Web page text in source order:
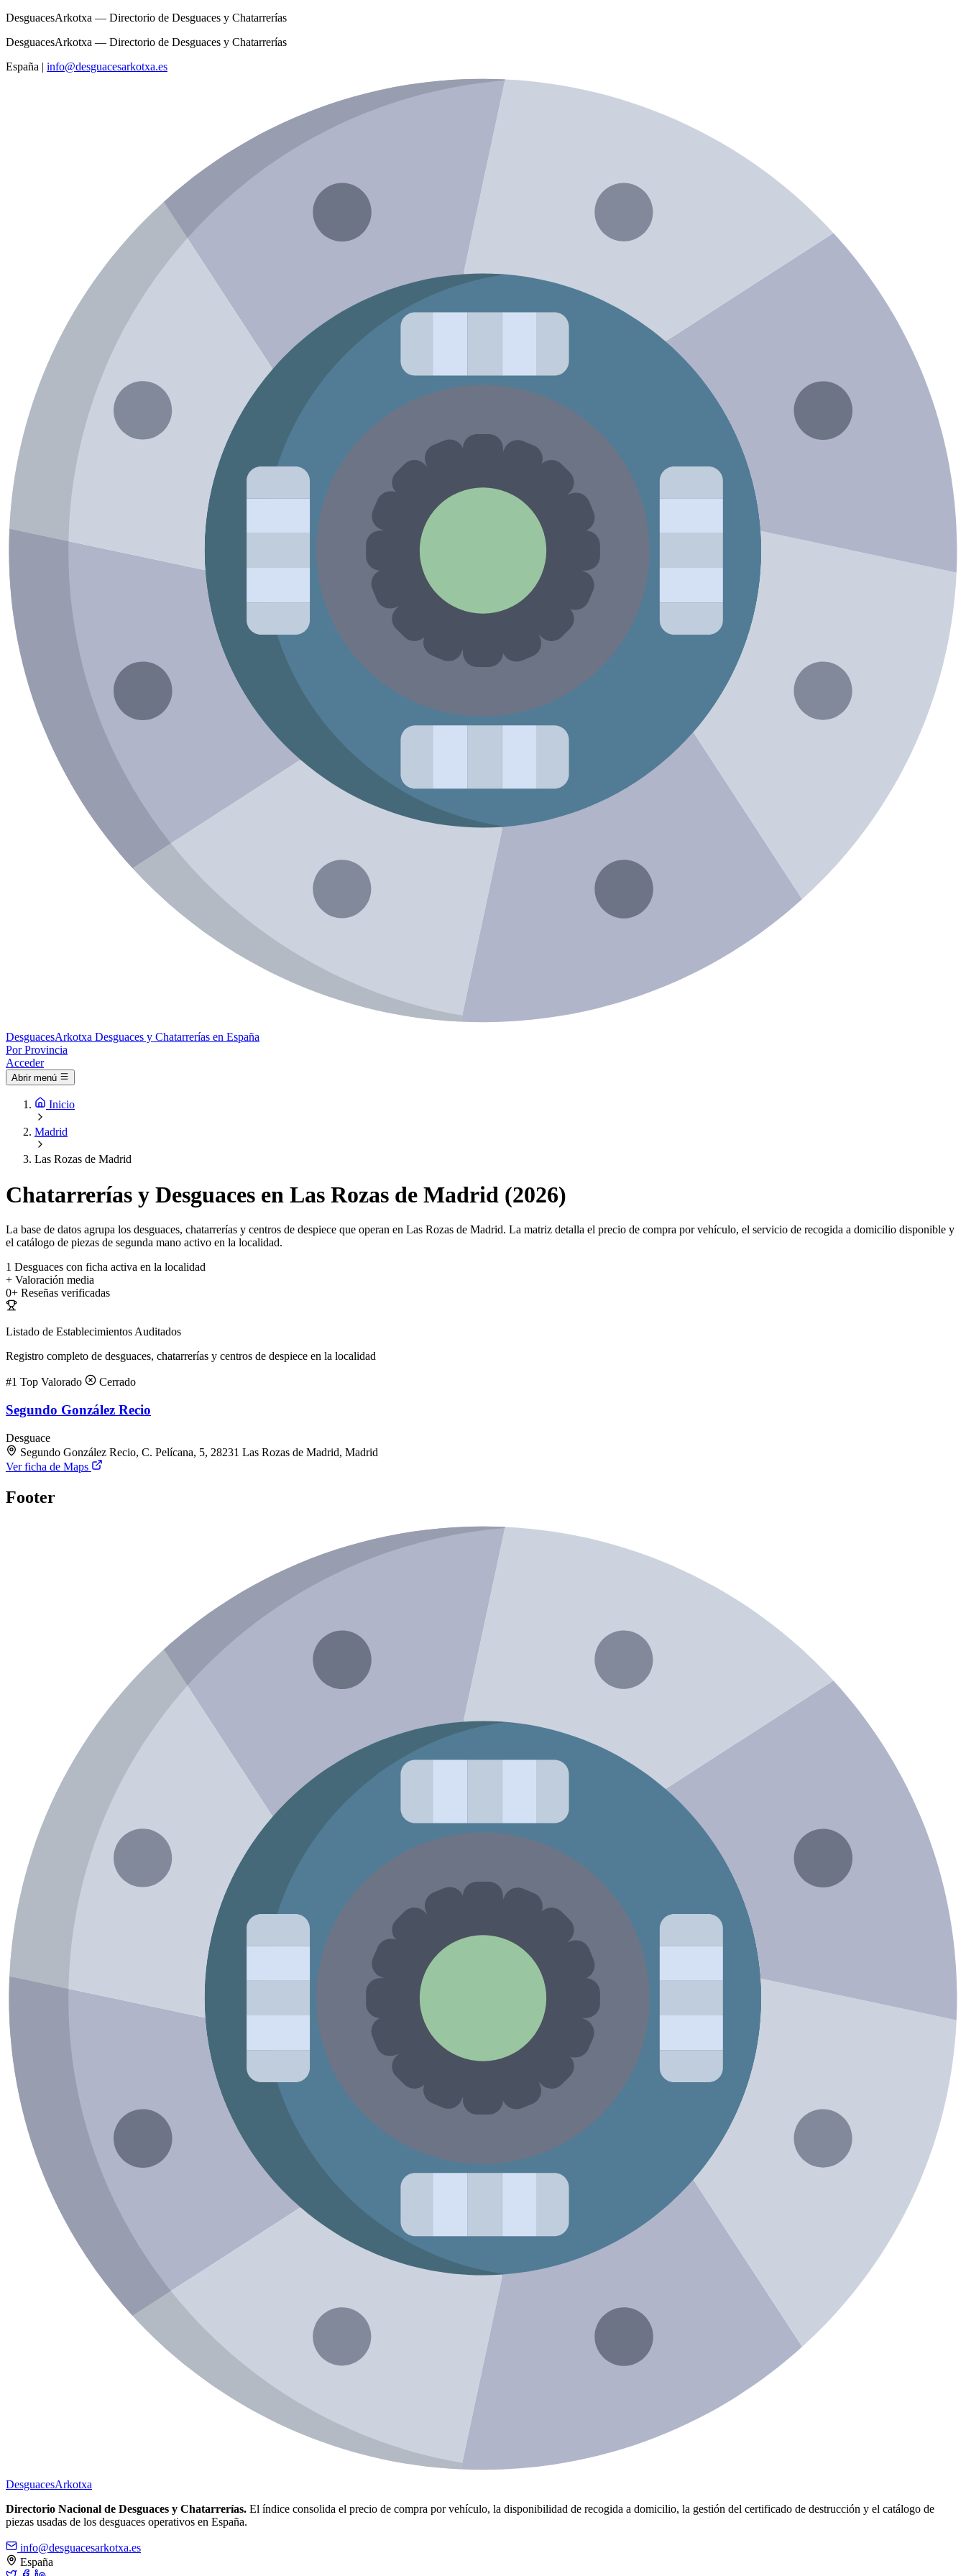
DesguacesArkotxa — Directorio de Desguaces y Chatarrerías
DesguacesArkotxa — Directorio de Desguaces y Chatarrerías
España | info@desguacesarkotxa.es
DesguacesArkotxa Desguaces y Chatarrerías en España
Por Provincia
Acceder
Abrir menú
Inicio
Madrid
Las Rozas de Madrid
Chatarrerías y Desguaces en Las Rozas de Madrid (2026)
La base de datos agrupa los desguaces, chatarrerías y centros de despiece que operan en Las Rozas de Madrid. La matriz detalla el precio de compra por vehículo, el servicio de recogida a domicilio disponible y
el catálogo de piezas de segunda mano activo en la localidad.
1 Desguaces con ficha activa en la localidad
+ Valoración media
0+ Reseñas verificadas
Listado de Establecimientos Auditados
Registro completo de desguaces, chatarrerías y centros de despiece en la localidad
#1 Top Valorado Cerrado
Segundo González Recio
Desguace
Segundo González Recio, C. Pelícana, 5, 28231 Las Rozas de Madrid, Madrid
Ver ficha de Maps
Footer
DesguacesArkotxa
Directorio Nacional de Desguaces y Chatarrerías. El índice consolida el precio de compra por vehículo, la disponibilidad de recogida a domicilio, la gestión del certificado de destrucción y el catálogo de
piezas usadas de los desguaces operativos en España.
info@desguacesarkotxa.es
España